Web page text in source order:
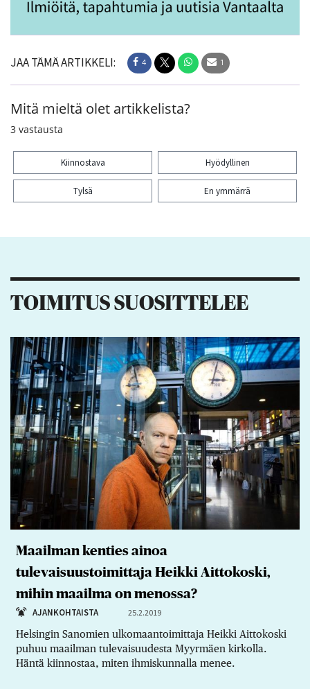
JAA TÄMÄ ARTIKKELI: 4 1
Mitä mieltä olet artikkelista?
3 vastausta
Kiinnostava Hyödyllinen
Tylsä En ymmärrä
TOIMITUS SUOSITTELEE
Maailman kenties ainoa
tulevaisuustoimittaja Heikki Aittokoski,
mihin maailma on menossa?
AJANKOHTAISTA 25.2.2019
Helsingin Sanomien ulkomaantoimittaja Heikki Aittokoski
puhuu maailman tulevaisuudesta Myyrmäen kirkolla.
Häntä kiinnostaa, miten ihmiskunnalla menee.